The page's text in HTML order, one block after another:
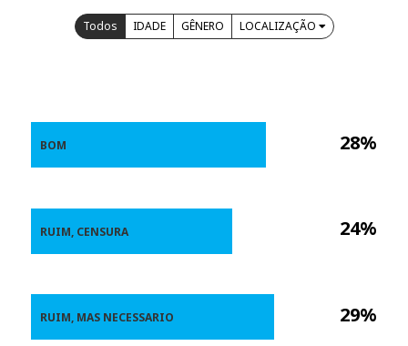
Todos IDADE GÊNERO LOCALIZAÇÃO
28%
24%
29%
BOM
RUIM, CENSURA
RUIM, MAS NECESSARIO